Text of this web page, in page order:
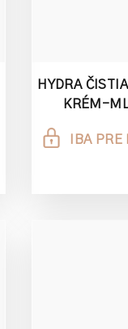
HYDRA
KRÉM-
IBA